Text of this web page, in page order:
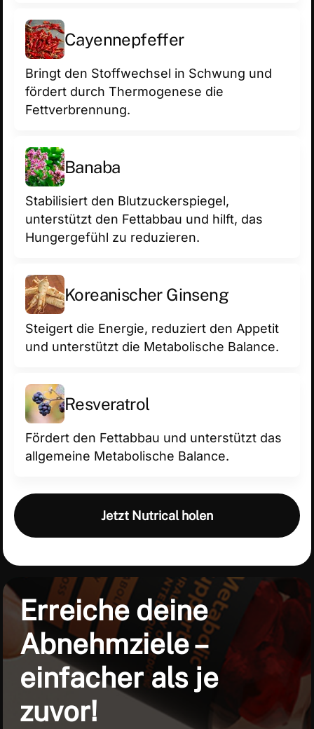
Cayenne­pfeffer
Bringt den Stoffwechsel in Schwung und
fördert durch Thermogenese die
Fettverbrennung.
Banaba
Stabilisiert den Blutzuckerspiegel,
unterstützt den Fettabbau und hilft, das
Hungergefühl zu reduzieren.
Ko­re­an­isch­er Ginseng
Steigert die Energie, reduziert den Appetit
und unterstützt die Metabolische Balance.
Res­ver­a­trol
Fördert den Fettabbau und unterstützt das
allgemeine Metabolische Balance.
Jetzt Nutrical holen
Erreiche deine
Abnehmziele –
einfacher als je
zuvor!